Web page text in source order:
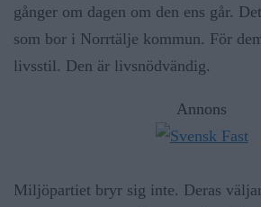
gånger om dagen om den ens går.
som bor i Norrtälje kommun. För
livsstil. Den är livsnödvändig.
Annons
Miljöpartiet bryr sig inte. Deras